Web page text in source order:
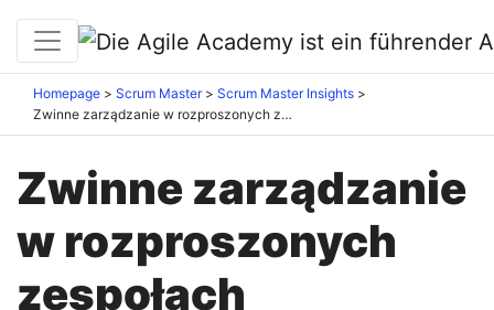
Homepage Scrum Master
Scrum Master Insights
Zwinne zarządzanie w rozproszonych zespołach
Zwinne zarządzanie
w rozproszonych
zespołach